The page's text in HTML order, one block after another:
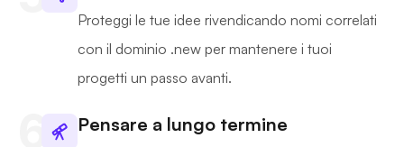
Proteggi le tue idee rivendicando nomi correlati
con il dominio .new per mantenere i tuoi
progetti un passo avanti.
Pensare a lungo termine